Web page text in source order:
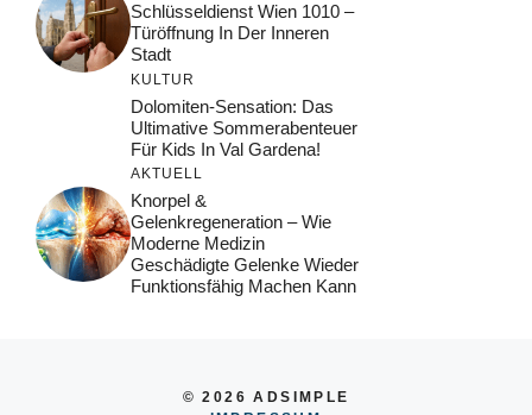
Schlüsseldienst Wien 1010 –
Türöffnung In Der Inneren
Stadt
KULTUR
Dolomiten-Sensation: Das
Ultimative Sommerabenteuer
Für Kids In Val Gardena!
AKTUELL
Knorpel &
Gelenkregeneration – Wie
Moderne Medizin
Geschädigte Gelenke Wieder
Funktionsfähig Machen Kann
© 2026 ADSIMPLE